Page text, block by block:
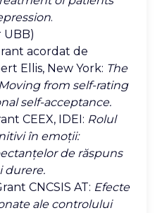
.
UBB)
acordat de
Ellis, New York: The
from self-rating
self-acceptance.
CEEX, IDEI: Rolul
în emoţii:
de răspuns
durere.
CNCSIS AT: Efecte
ale controlului